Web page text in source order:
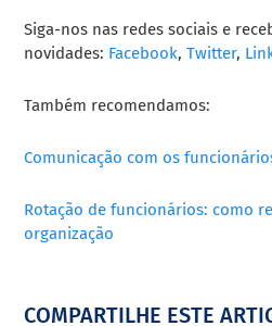
Siga-nos nas redes sociais e
novidades: Facebook, Twitter,
Também recomendamos:
Comunicação com os
Rotação de funcionários: como
organização
COMPARTILHE ESTE